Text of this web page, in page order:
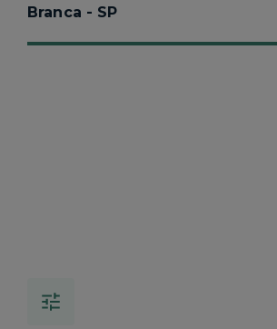
Branca - SP